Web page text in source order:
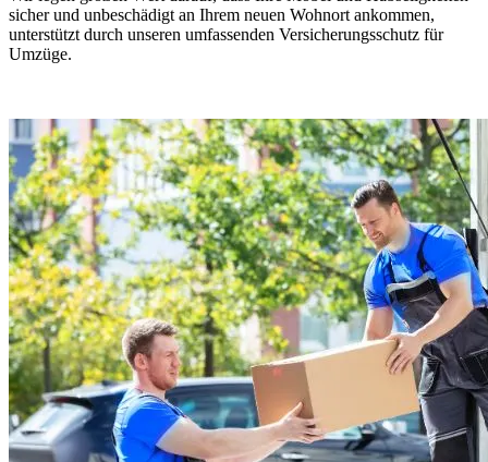
sicher und unbeschädigt an Ihrem neuen Wohnort ankommen,
unterstützt durch unseren umfassenden Versicherungsschutz für
Umzüge.